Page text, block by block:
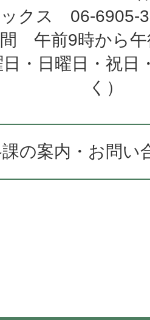
クス 06-6905-
午前9時から午
日・日曜日・祝日
く）
の案内・お問い